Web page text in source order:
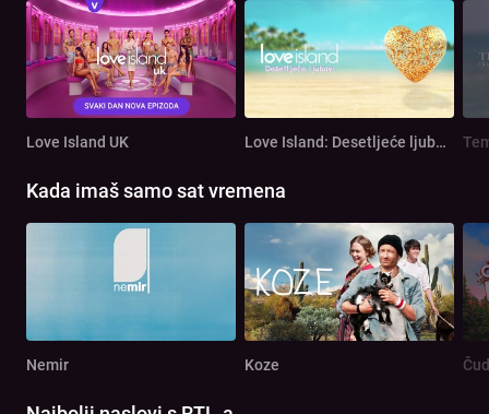
Love Island UK Love Island: Desetljeće ljubavi
Kada imaš samo sat vremena
Nemir Koze